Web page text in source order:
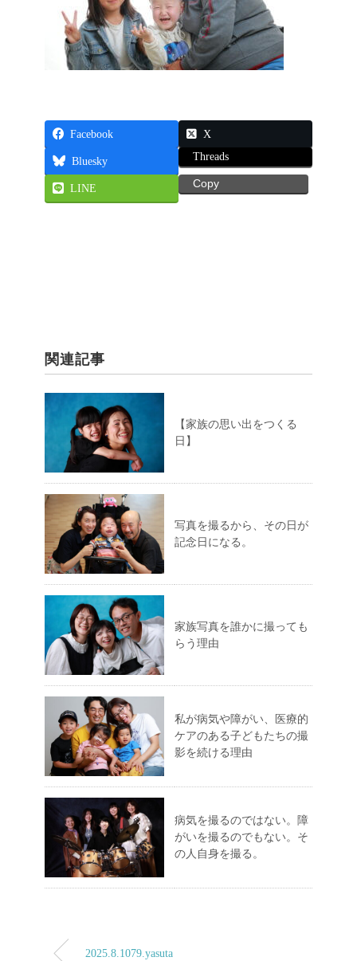
Facebook X
Bluesky Threads
LINE Copy
関連記事
【家族の思い出をつくる
日】
写真を撮るから、その日が
記念日になる。
家族写真を誰かに撮っても
らう理由
私が病気や障がい、医療的
ケアのある子どもたちの撮
影を続ける理由
病気を撮るのではない。障
がいを撮るのでもない。そ
の人自身を撮る。
2025.8.1079.yasuta